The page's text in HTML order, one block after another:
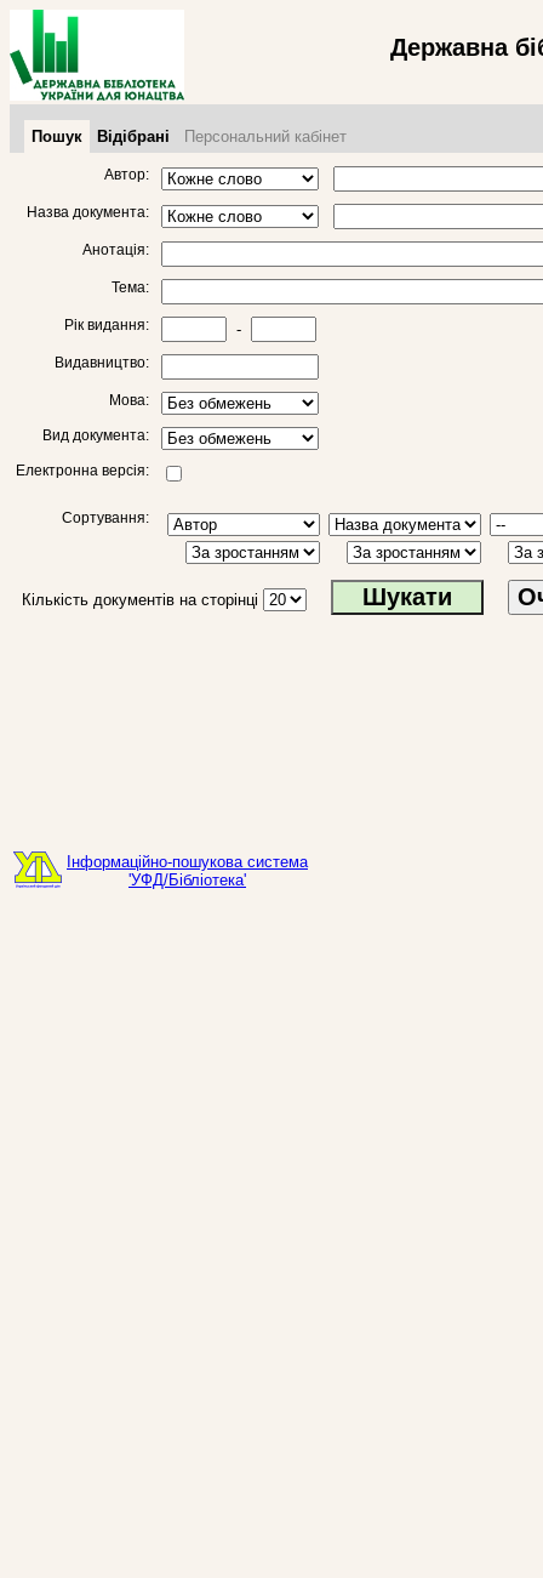
Державна
Пошук Відібрані Персональний кабінет
Автор:
Назва документа:
Анотація:
Тема:
Рік видання: -
Видавництво:
Мова:
Вид документа:
Електронна версія:
Сортування:
Кількість документів на сторінці
Інформаційно-пошукова система
'УФД/Бібліотека'